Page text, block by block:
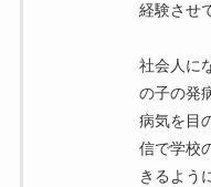
経験させ
社会人に
の子の発
病気を目
信で学校
きるよう